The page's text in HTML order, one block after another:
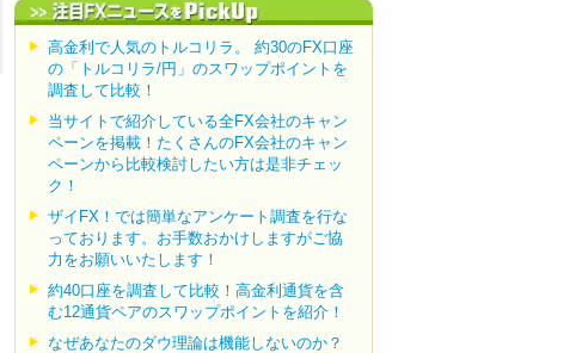
高金利で人気のトルコリラ。 約30のFX口座
の「トルコリラ/円」のスワップポイントを
調査して比較！
当サイトで紹介している全FX会社のキャン
ペーンを掲載！たくさんのFX会社のキャン
ペーンから比較検討したい方は是非チェッ
ク！
ザイFX！では簡単なアンケート調査を行な
っております。お手数おかけしますがご協
力をお願いいたします！
約40口座を調査して比較！高金利通貨を含
む12通貨ペアのスワップポイントを紹介！
なぜあなたのダウ理論は機能しないのか？